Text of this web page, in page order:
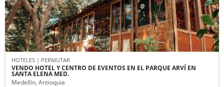
HOTELES | PERMUTAR
VENDO HOTEL Y CENTRO DE EVENTOS EN EL PARQUE ARVÍ EN
SANTA ELENA MED.
Medellín, Antioquia